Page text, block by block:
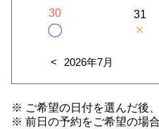
30
〇
31
×
2026年7月
※ ご希望の日付を選んだ後
※ 前日の予約をご希望の場